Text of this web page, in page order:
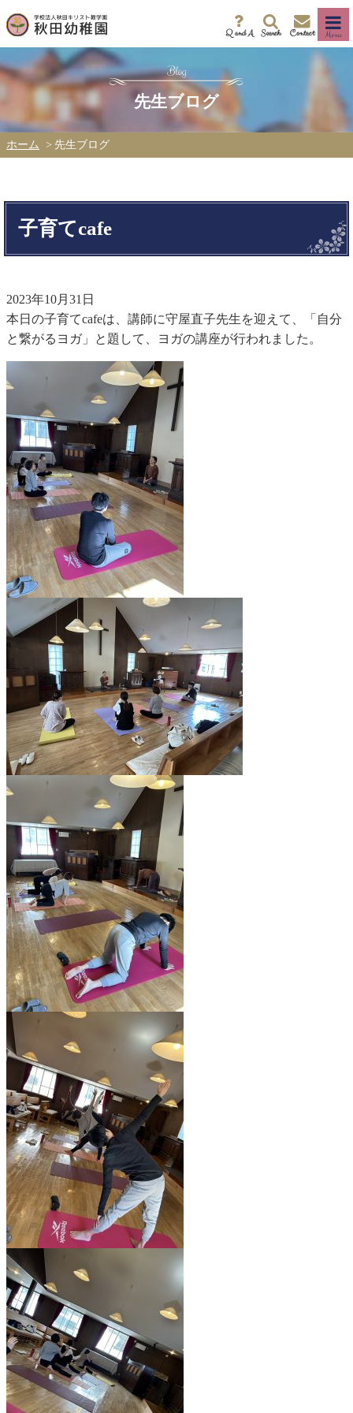
Q and A Search Contact Menu
先生ブログ
ホーム 先生ブログ
子育てcafe
2023年10月31日
本日の子育てcafeは、講師に守屋直子先生を迎えて、「自分
と繋がるヨガ」と題して、ヨガの講座が行われました。